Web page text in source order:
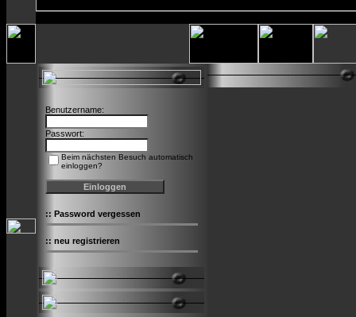
Benutzername:
Passwort:
Beim nächsten Besuch automatisch
einloggen?
:: Password vergessen
:: neu registrieren